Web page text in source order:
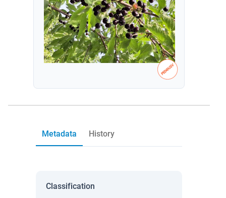
Metadata History
Classification